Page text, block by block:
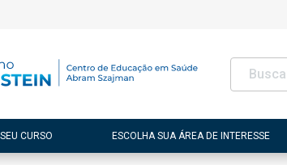
CURSO ESCOLHA SUA ÁREA DE INTERESSE